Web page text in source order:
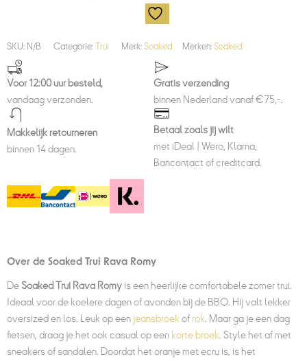
SKU: N/B Categorie: Trui Merk: Soaked Merken: Soaked
Voor 12:00 uur besteld,
vandaag verzonden.
Gratis verzending
binnen Nederland vanaf €75,-.
Makkelijk retourneren
binnen 14 dagen.
Betaal zoals jij wilt
met iDeal | Wero, Klarna,
Bancontact of creditcard.
Over de Soaked Trui Rava Romy
De Soaked Trui Rava Romyis een heerlijke comfortabele zomer trui.
Ideaal voor de koelere dagen of avonden bij de BBQ. Hij valt lekker
oversized en los. Leuk op een jeansbroek of rok . Maar ga je een dag
fietsen, draag je het ook casual op een korte broek . Style het af met
sneakers of sandalen. Doordat het oranje met ecru is, is het